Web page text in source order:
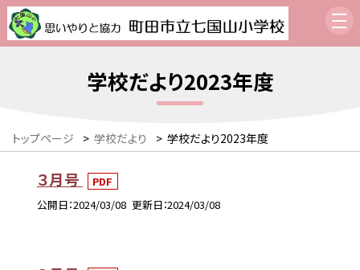
学校だより2023年度
トップページ > 学校だより > 学校だより2023年度
３月号
PDF
公開日 2024/03/08 更新日 2024/03/08